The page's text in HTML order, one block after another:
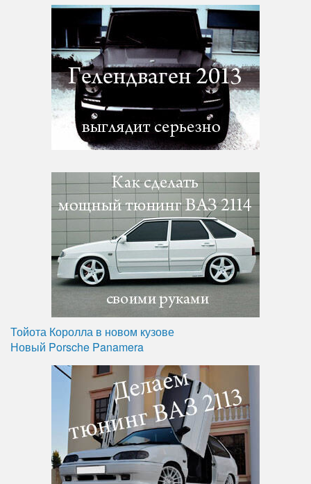
Тойота Королла в новом кузове
Новый Porsche Panamera